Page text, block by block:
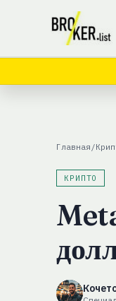
содержимому
Главная /
КРИПТО